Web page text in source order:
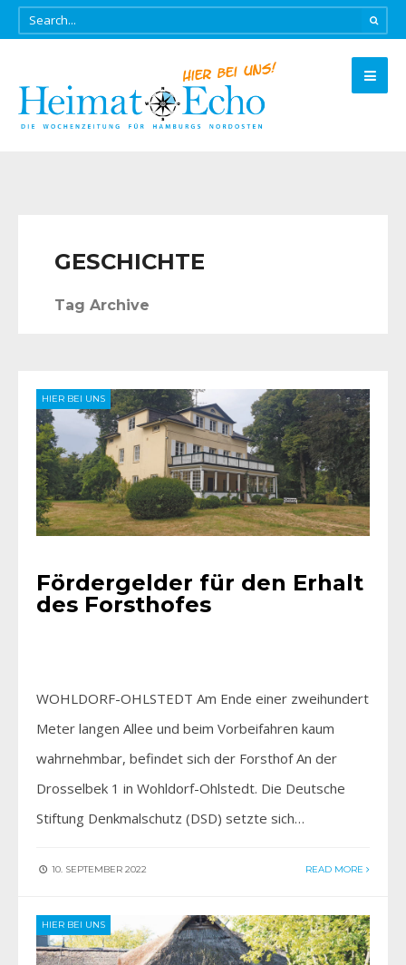
GESCHICHTE
Tag Archive
HIER BEI UNS
Fördergelder für den Erhalt
des Forsthofes
WOHLDORF-OHLSTEDT Am Ende einer zweihundert
Meter langen Allee und beim Vorbeifahren kaum
wahrnehmbar, befindet sich der Forsthof An der
Drosselbek 1 in Wohldorf-Ohlstedt. Die Deutsche
Stiftung Denkmalschutz (DSD) setzte sich…
10. SEPTEMBER 2022 READ MORE
HIER BEI UNS